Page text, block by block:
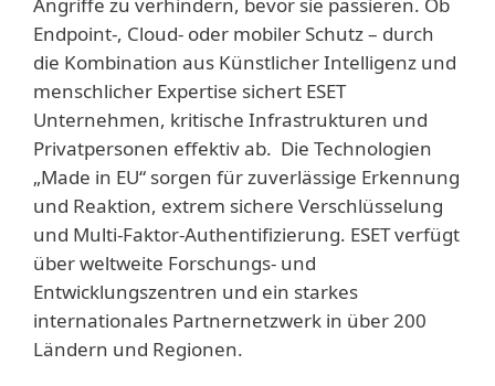
Endpoint-, Cloud- oder mobiler Schutz – durch
die Kombination aus Künstlicher Intelligenz und
menschlicher Expertise sichert ESET
Unternehmen, kritische Infrastrukturen und
Privatpersonen effektiv ab. Die Technologien
„Made in EU“ sorgen für zuverlässige Erkennung
und Reaktion, extrem sichere Verschlüsselung
und Multi-Faktor-Authentifizierung. ESET verfügt
über weltweite Forschungs- und
Entwicklungszentren und ein starkes
internationales Partnernetzwerk in über 200
Ländern und Regionen.